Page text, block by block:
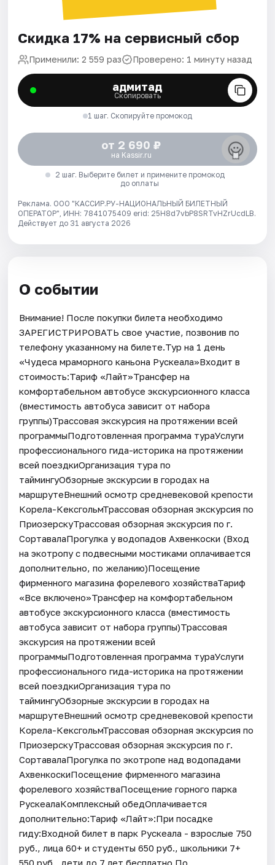
Скидка 17% на сервисный сбор
Применили: 2 559 раз Проверено: 1 минуту назад
адмитад
Скопировать
1 шаг. Скопируйте промокод
от 2 690 ₽
на Kassir.ru
2 шаг. Выберите билет и примените промокод
до оплаты
Реклама. ООО "КАССИР.РУ-НАЦИОНАЛЬНЫЙ БИЛЕТНЫЙ
ОПЕРАТОР", ИНН: 7841075409 erid: 25H8d7vbP8SRTvHZrUcdLB.
Действует до 31 августа 2026
О событии
Внимание! После покупки билета необходимо
ЗАРЕГИСТРИРОВАТЬ свое участие, позвонив по
телефону указанному на билете.Тур на 1 день
«Чудеса мраморного каньона Рускеала»Входит в
стоимость:Тариф «Лайт»Трансфер на
комфортабельном автобусе экскурсионного класса
(вместимость автобуса зависит от набора
группы)Трассовая экскурсия на протяжении всей
программыПодготовленная программа тураУслуги
профессионального гида-историка на протяжении
всей поездкиОрганизация тура по
таймингуОбзорные экскурсии в городах на
маршрутеВнешний осмотр средневековой крепости
Корела-КексгольмТрассовая обзорная экскурсия по
ПриозерскуТрассовая обзорная экскурсия по г.
СортавалаПрогулка у водопадов Ахвенкоски (Вход
на экотропу с подвесными мостиками оплачивается
дополнительно, по желанию)Посещение
фирменного магазина форелевого хозяйстваТариф
«Все включено»Трансфер на комфортабельном
автобусе экскурсионного класса (вместимость
автобуса зависит от набора группы)Трассовая
экскурсия на протяжении всей
программыПодготовленная программа тураУслуги
профессионального гида-историка на протяжении
всей поездкиОрганизация тура по
таймингуОбзорные экскурсии в городах на
маршрутеВнешний осмотр средневековой крепости
Корела-КексгольмТрассовая обзорная экскурсия по
ПриозерскуТрассовая обзорная экскурсия по г.
СортавалаПрогулка по экотропе над водопадами
АхвенкоскиПосещение фирменного магазина
форелевого хозяйстваПосещение горного парка
РускеалаКомплексный обедОплачивается
дополнительно:Тариф «Лайт»:При посадке
гиду:Входной билет в парк Рускеала - взрослые 750
руб., лица 60+ и студенты 650 руб., школьники 7+
550 руб., дети до 7 лет бесплатно.По